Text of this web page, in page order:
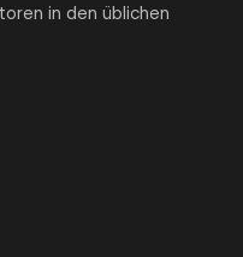
in den üblichen